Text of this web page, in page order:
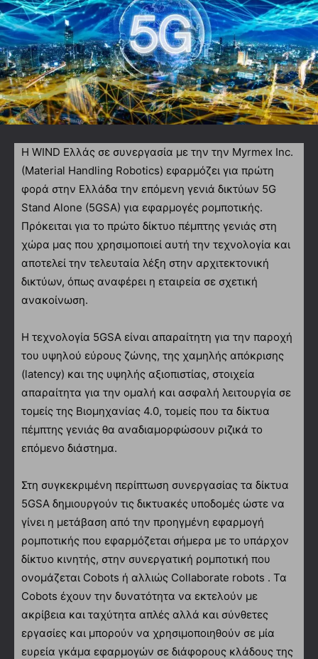
Η WIND Ελλάς σε συνεργασία με την την Myrmex Inc.
(Material Handling Robotics) εφαρμόζει για πρώτη
φορά στην Ελλάδα την επόμενη γενιά δικτύων 5G
Stand Alone (5GSA) για εφαρμογές ρομποτικής.
Πρόκειται για το πρώτο δίκτυο πέμπτης γενιάς στη
χώρα μας που χρησιμοποιεί αυτή την τεχνολογία και
αποτελεί την τελευταία λέξη στην αρχιτεκτονική
δικτύων, όπως αναφέρει η εταιρεία σε σχετική
ανακοίνωση.
Η τεχνολογία 5GSA είναι απαραίτητη για την παροχή
του υψηλού εύρους ζώνης, της χαμηλής απόκρισης
(latency) και της υψηλής αξιοπιστίας, στοιχεία
απαραίτητα για την ομαλή και ασφαλή λειτουργία σε
τομείς της Βιομηχανίας 4.0, τομείς που τα δίκτυα
πέμπτης γενιάς θα αναδιαμορφώσουν ριζικά το
επόμενο διάστημα.
Στη συγκεκριμένη περίπτωση συνεργασίας τα δίκτυα
5GSA δημιουργούν τις δικτυακές υποδομές ώστε να
γίνει η μετάβαση από την προηγμένη εφαρμογή
ρομποτικής που εφαρμόζεται σήμερα με το υπάρχον
δίκτυο κινητής, στην συνεργατική ρομποτική που
ονομάζεται Cobots ή αλλιώς Collaborate robots . Τα
Cobots έχουν την δυνατότητα να εκτελούν με
ακρίβεια και ταχύτητα απλές αλλά και σύνθετες
εργασίες και μπορούν να χρησιμοποιηθούν σε μία
ευρεία γκάμα εφαρμογών σε διάφορους κλάδους της